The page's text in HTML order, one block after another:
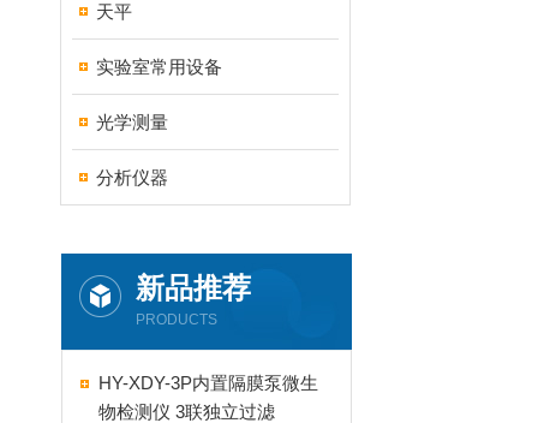
天平
实验室常用设备
光学测量
分析仪器
新品推荐
PRODUCTS
HY-XDY-3P内置隔膜泵微生
物检测仪 3联独立过滤